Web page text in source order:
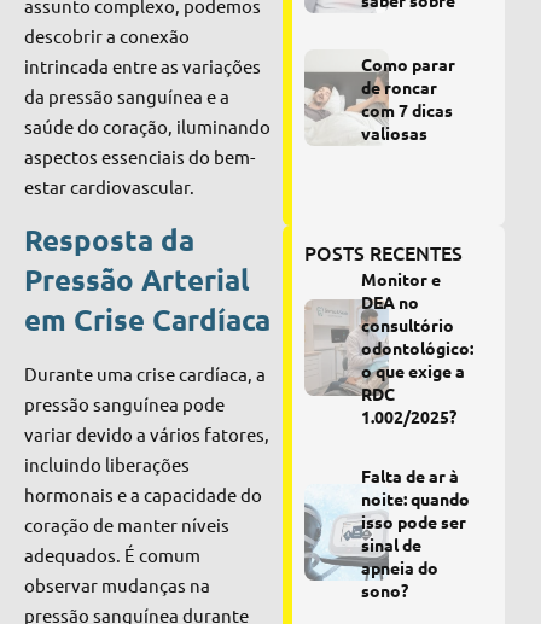
assunto complexo, podemos
descobrir a conexão
intrincada entre as variações
da pressão sanguínea e a
saúde do coração, iluminando
aspectos essenciais do bem-
estar cardiovascular.
Resposta da
Pressão Arterial
em Crise Cardíaca
Durante uma crise cardíaca, a
pressão sanguínea pode
variar devido a vários fatores,
incluindo liberações
hormonais e a capacidade do
coração de manter níveis
adequados. É comum
observar mudanças na
pressão sanguínea durante
Como parar
de roncar
com 7 dicas
valiosas
POSTS RECENTES
Monitor e
DEA no
consultório
odontológico:
o que exige a
RDC
1.002/2025?
Falta de ar à
noite: quando
isso pode ser
sinal de
apneia do
sono?